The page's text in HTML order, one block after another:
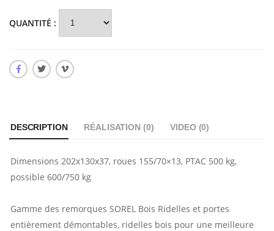
QUANTITÉ :
DESCRIPTION RÉALISATION (0) VIDEO (0)
Dimensions 202x130x37, roues 155/70×13, PTAC 500 kg,
possible 600/750 kg
Gamme des remorques SOREL Bois Ridelles et portes
entièrement démontables, ridelles bois pour une meilleure